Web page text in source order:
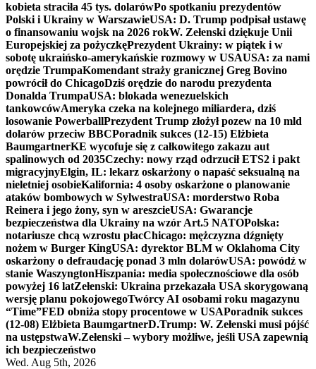
kobieta straciła 45 tys. dolarówPo spotkaniu prezydentów
Polski i Ukrainy w WarszawieUSA: D. Trump podpisał ustawę
o finansowaniu wojsk na 2026 rokW. Zełenski dziękuje Unii
Europejskiej za pożyczkęPrezydent Ukrainy: w piątek i w
sobotę ukraińsko-amerykańskie rozmowy w USAUSA: za nami
orędzie TrumpaKomendant straży granicznej Greg Bovino
powrócił do ChicagoDziś orędzie do narodu prezydenta
Donalda TrumpaUSA: blokada wenezuelskich
tankowcówAmeryka czeka na kolejnego miliardera, dziś
losowanie PowerballPrezydent Trump złożył pozew na 10 mld
dolarów przeciw BBCPoradnik sukces (12-15) Elżbieta
BaumgartnerKE wycofuje się z całkowitego zakazu aut
spalinowych od 2035Czechy: nowy rząd odrzucił ETS2 i pakt
migracyjnyElgin, IL: lekarz oskarżony o napaść seksualną na
nieletniej osobieKalifornia: 4 osoby oskarżone o planowanie
ataków bombowych w SylwestraUSA: morderstwo Roba
Reinera i jego żony, syn w areszcieUSA: Gwarancje
bezpieczeństwa dla Ukrainy na wzór Art.5 NATOPolska:
notariusze chcą wzrostu płacChicago: mężczyzna dźgnięty
nożem w Burger KingUSA: dyrektor BLM w Oklahoma City
oskarżony o defraudację ponad 3 mln dolarówUSA: powódź w
stanie WaszyngtonHiszpania: media społecznościowe dla osób
powyżej 16 latZełenski: Ukraina przekazała USA skorygowaną
wersję planu pokojowegoTwórcy AI osobami roku magazynu
“Time”FED obniża stopy procentowe w USAPoradnik sukces
(12-08) Elżbieta BaumgartnerD.Trump: W. Zełenski musi pójść
na ustępstwaW.Zełenski – wybory możliwe, jeśli USA zapewnią
ich bezpieczeństwo
Wed. Aug 5th, 2026